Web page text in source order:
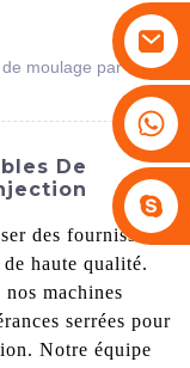
moulage par
De
des fournisseurs
haute qualité.
machines
serrées pour
Notre équipe